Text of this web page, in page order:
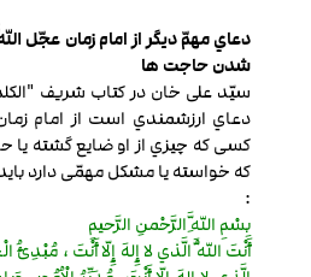
دعاي مهمّ دیگر از امام زمان عجّل
شدن حاجت ها
سیّد علی خان در کتاب شریف
دعاي ارزشمندي است از امام
کسی که چیزي از او ضایع گشته یا
که خواسته یا مشکل مهمّی دارد باید
:
بِسْمِ اللَّهِ الرَّحْمنِ الرَّحیمِ
أَنْتَ اللَّهُ الَّذي لا إِلهَ إِلّا أَنْتَ ،